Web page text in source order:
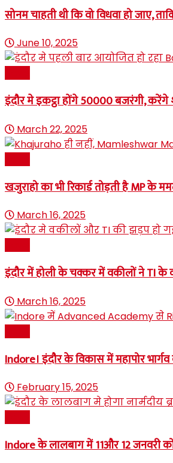
सोनम चाहती थी कि वो विधवा हो जाए,
June 10, 2025
इंदौर मे इकट्ठा होंगे 50000 बजरंगी,
March 22, 2025
खजुराहो का भी रिकार्ड तोड़ती है MP के
March 16, 2025
इंदौर में होली के चक्कर में वकीलों ने TI के
March 16, 2025
Indore। इंदौर के विकास में महापोर
February 15, 2025
Indore के लालबाग में 11और 12 जनवरी को